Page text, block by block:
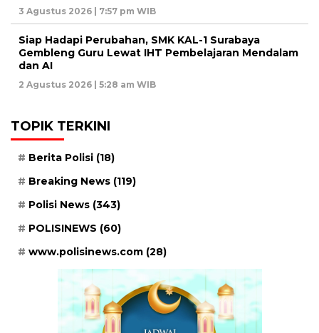
3 Agustus 2026 | 7:57 pm WIB
Siap Hadapi Perubahan, SMK KAL-1 Surabaya
Gembleng Guru Lewat IHT Pembelajaran Mendalam
dan AI
2 Agustus 2026 | 5:28 am WIB
TOPIK TERKINI
Berita Polisi (18)
Breaking News (119)
Polisi News (343)
POLISINEWS (60)
www.polisinews.com (28)